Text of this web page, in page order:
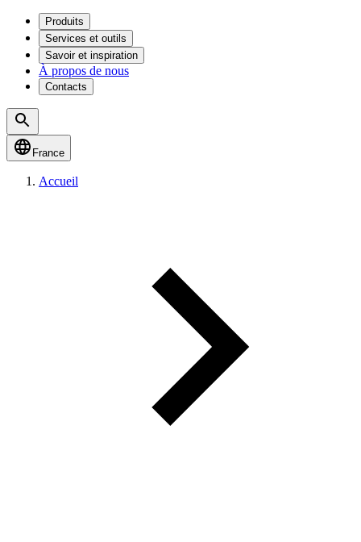
Produits
Services et outils
Savoir et inspiration
À propos de nous
Contacts
France
Accueil